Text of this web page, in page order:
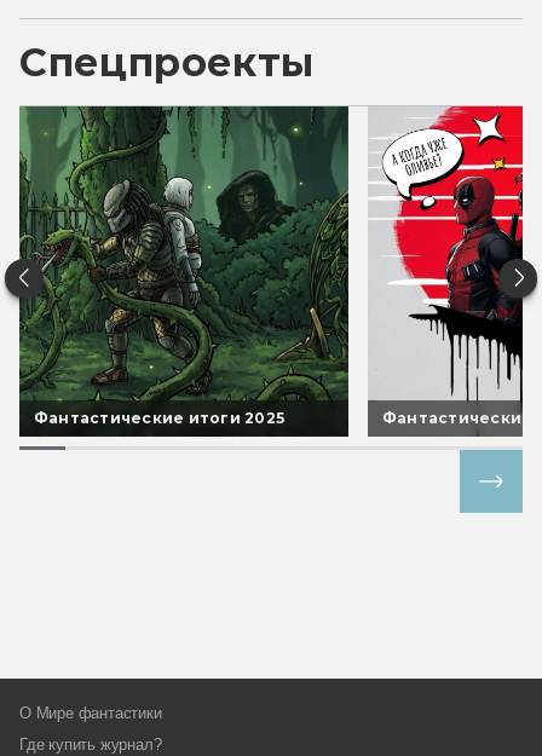
Спецпроекты
Фантастические итоги 2025 Фантастические
О Мире фантастики
Где купить журнал?